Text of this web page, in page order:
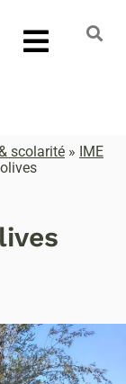
scolarité » IME